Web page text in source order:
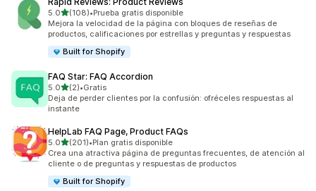
5.0de 5 estrellas
(108)
108 reseñas en total
•Prueba gratis disponible
Mejora la velocidad de la página con bloques de reseñas de
productos, calificaciones por estrellas y preguntas y respuestas
Built for Shopify
FAQ Star: FAQ Accordion
5.0de 5 estrellas
(2)
2 reseñas en total
•Gratis
Deja de perder clientes por la confusión: ofréceles respuestas al
instante
HelpLab FAQ Page, Product FAQs
5.0de 5 estrellas
(201)
201 reseñas en total
•Plan gratis disponible
Crea una atractiva página de preguntas frecuentes, de atención al
cliente o de preguntas y respuestas de productos
Built for Shopify